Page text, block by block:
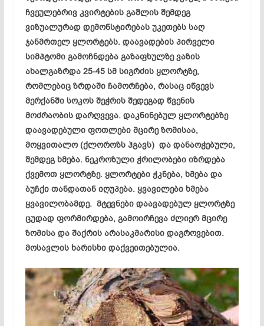
ჩვეულებრივ კვირტების გაშლის შემდეგ
ვიზუალურად დემონსტირებას უკეთებს საღ
ჯანმრთელ ყლორტებს. დაავადების პირველი
სიმპტომი გამოჩნდება გაზაფხულზე ვაზის
ახალგაზრდა 25-45 სმ სიგრძის ყლორტზე,
რომლებიც ზრდაში ჩამორჩება, რასაც იწვევს
მერქანში სოკოს შეჭრის შედეგად წვენის
მოძრაობის დარღვევა. დაკნინებულ ყლორტებზე
დაავადებული ფოთლები მცირე ზომისაა,
მოყვითალო (ქლოროზს ჰგავს) და დანაოჭებული,
შემდეგ ხმება. ნეკროზული ჭრილობები იზრდება
ქვემოთ ყლორტზე. ყლორტები ჭკნება, ხმება და
ბუჩქი თანდათან იღუპება. ყვავილები ხმება
ყვავილობამდე. მტევნები დაავადებულ ყლორტზე
ცუდად ფორმირდება, გამოირჩევა ძლიერ მცირე
ზომისა და შაქრის არასაკმარისი დაგროვებით.
მოსავლის ხარისხი დაქვეითებულია.